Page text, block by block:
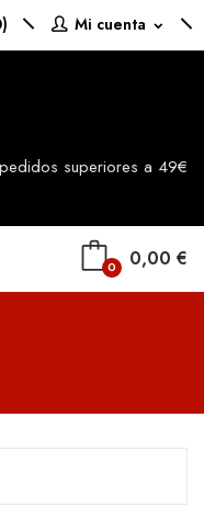
Mi cuenta expand_more
)
superiores a 49€
0,00 €
0